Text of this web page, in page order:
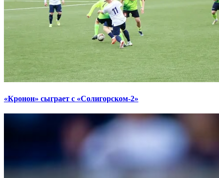
«Кронон» сыграет с «Солигорском-2»